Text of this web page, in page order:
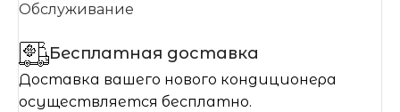
Обслуживание
Бесплатная доставка
Доставка вашего нового кондиционера
осуществляется бесплатно.